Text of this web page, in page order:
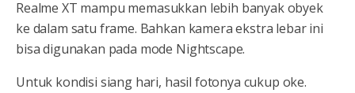
Realme XT mampu memasukkan lebih banyak obyek
ke dalam satu frame. Bahkan kamera ekstra lebar ini
bisa digunakan pada mode Nightscape.
Untuk kondisi siang hari, hasil fotonya cukup oke.